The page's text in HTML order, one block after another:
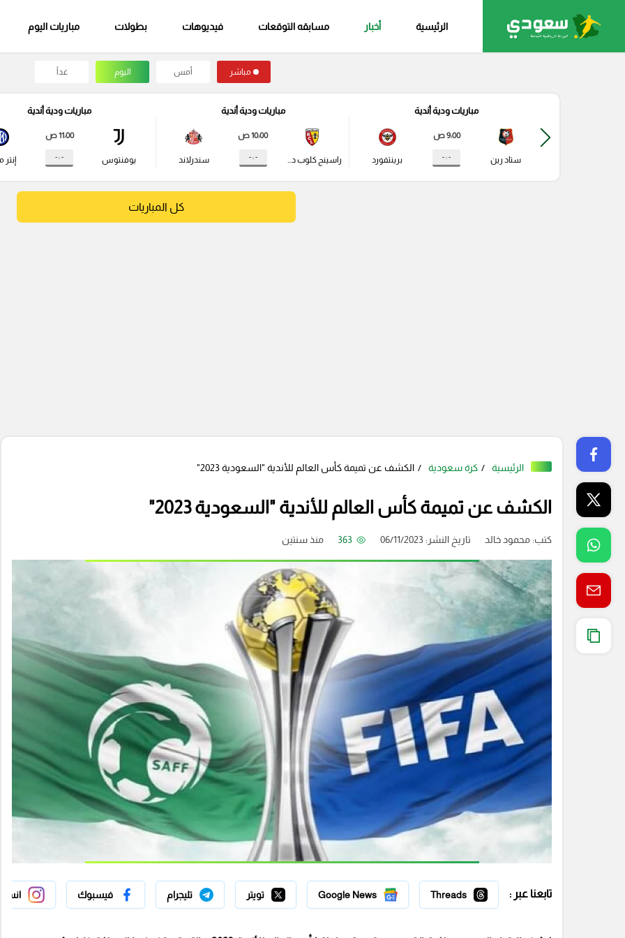
الرئيسية أخبار مسابقه التوقعات فيديوهات بطولات مباريات اليوم
مباشر أمس اليوم غداً
مباريات ودية أندية
ستاد رين
9:00 ص
- : - برينتفورد
مباريات ودية أندية
راسينج كلوب دي لانس
10:00 ص
- : - سندرلاند
مباريات ودية أندية
يوفنتوس
11:00 ص
- : - إنتر
كل المباريات
الرئيسية كرة سعودية الكشف عن تميمة كأس العالم للأندية "السعودية 2023"
الكشف عن تميمة كأس العالم للأندية "السعودية 2023"
كتب:محمود خالد تاريخ النشر: 06/11/2023 363 منذ سنتين
تابعنا عبر : Threads
Google News تويتر تليجرام فيسبوك